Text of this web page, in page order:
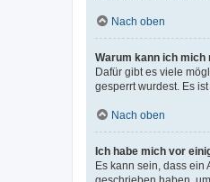
Nach oben
Warum kann ich mich
Dafür gibt es viele
gesperrt wurdest. Es
Nach oben
Ich habe mich vor
Es kann sein, dass ein